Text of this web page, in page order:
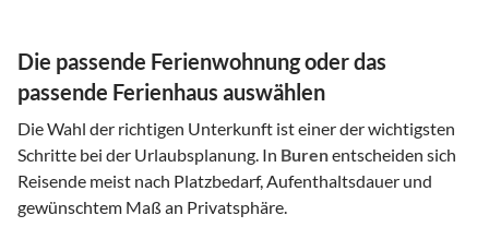
Die passende Ferienwohnung oder das
passende Ferienhaus auswählen
Die Wahl der richtigen Unterkunft ist einer der wichtigsten
Schritte bei der Urlaubsplanung. In Burenentscheiden sich
Reisende meist nach Platzbedarf, Aufenthaltsdauer und
gewünschtem Maß an Privatsphäre.